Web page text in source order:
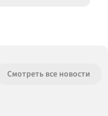
Смотреть все новости